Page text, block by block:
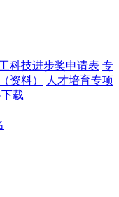
科技进步奖申请表 专
资料）
人才培育专项
载